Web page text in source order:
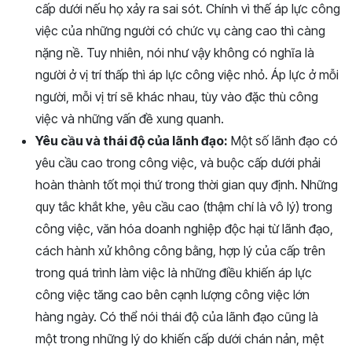
cấp dưới nếu họ xảy ra sai sót. Chính vì thế áp lực công
việc của những người có chức vụ càng cao thì càng
nặng nề. Tuy nhiên, nói như vậy không có nghĩa là
người ở vị trí thấp thì áp lực công việc nhỏ. Áp lực ở mỗi
người, mỗi vị trí sẽ khác nhau, tùy vào đặc thù công
việc và những vấn đề xung quanh.
Yêu cầu và thái độ của lãnh đạo: Một số lãnh đạo có
yêu cầu cao trong công việc, và buộc cấp dưới phải
hoàn thành tốt mọi thứ trong thời gian quy định. Những
quy tắc khắt khe, yêu cầu cao (thậm chí là vô lý) trong
công việc, văn hóa doanh nghiệp độc hại từ lãnh đạo,
cách hành xử không công bằng, hợp lý của cấp trên
trong quá trình làm việc là những điều khiến áp lực
công việc tăng cao bên cạnh lượng công việc lớn
hàng ngày. Có thể nói thái độ của lãnh đạo cũng là
một trong những lý do khiến cấp dưới chán nản, mệt